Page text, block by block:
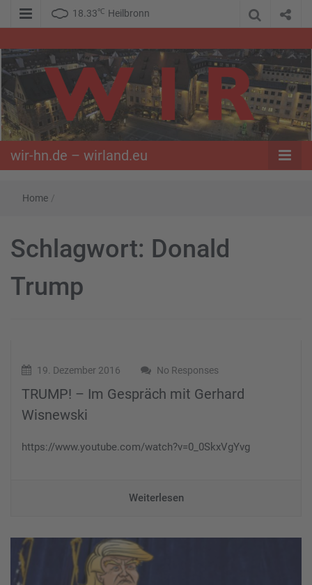
18.33℃ Heilbronn
wir-hn.de –
wirland.eu
wir-hn.de – wirland.eu
Home /
Schlagwort: Donald
Trump
19. Dezember 2016 No Responses
TRUMP! – Im Gespräch mit Gerhard
Wisnewski
https://www.youtube.com/watch?v=0_0SkxVgYvg
Weiterlesen